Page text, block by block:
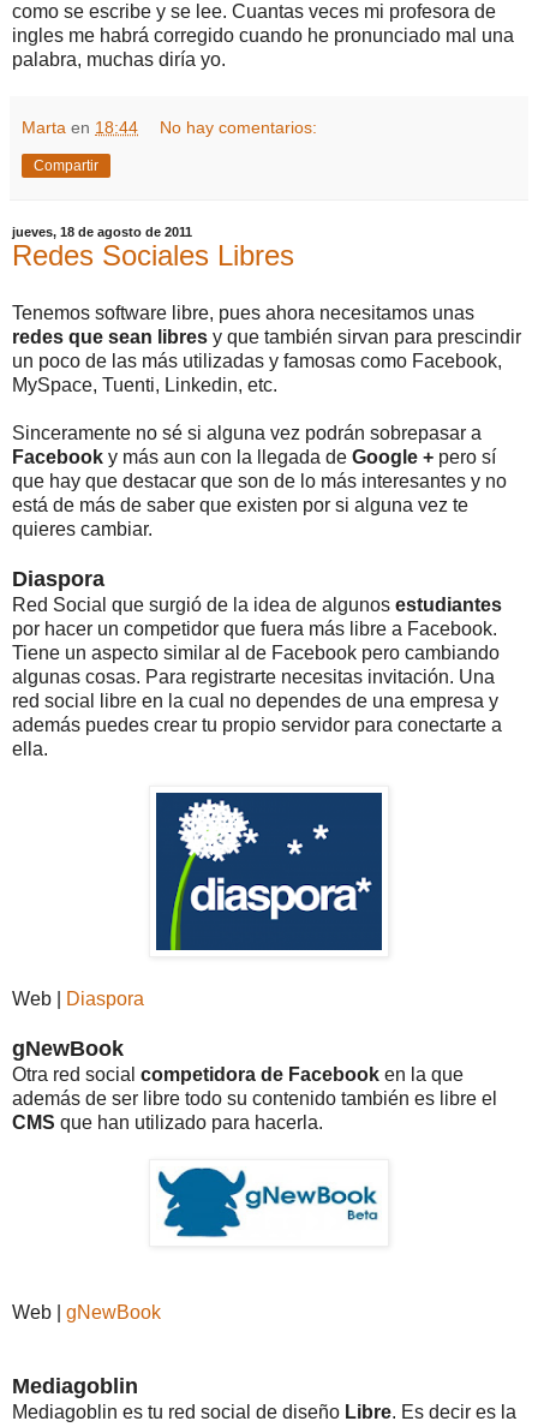
como se escribe y se lee. Cuantas veces mi profesora de
ingles me habrá corregido cuando he pronunciado mal una
palabra, muchas diría yo.
Marta en 18:44 No hay comentarios:
Compartir
jueves, 18 de agosto de 2011
Redes Sociales Libres
Tenemos software libre, pues ahora necesitamos unas
redes que sean libres y que también sirvan para prescindir
un poco de las más utilizadas y famosas como Facebook,
MySpace, Tuenti, Linkedin, etc.
Sinceramente no sé si alguna vez podrán sobrepasar a
Facebook y más aun con la llegada de Google + pero sí
que hay que destacar que son de lo más interesantes y no
está de más de saber que existen por si alguna vez te
quieres cambiar.
Diaspora
Red Social que surgió de la idea de algunos estudiantes
por hacer un competidor que fuera más libre a Facebook.
Tiene un aspecto similar al de Facebook pero cambiando
algunas cosas. Para registrarte necesitas invitación. Una
red social libre en la cual no dependes de una empresa y
además puedes crear tu propio servidor para conectarte a
ella.
Web | Diaspora
gNewBook
Otra red social competidora de Facebook en la que
además de ser libre todo su contenido también es libre el
CMS que han utilizado para hacerla.
Web | gNewBook
Mediagoblin
Mediagoblin es tu red social de diseño Libre. Es decir es la